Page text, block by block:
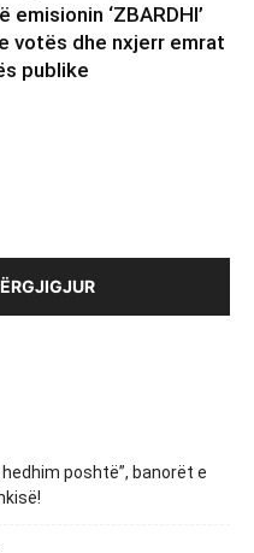
‘ZBARDHI’
votës dhe nxjerr emrat
publike
poshtë”, banorët e